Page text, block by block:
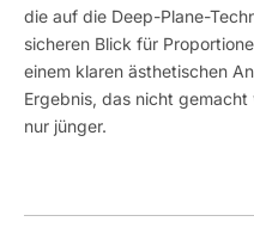
die auf die Deep-Plane-
sicheren Blick für
einem klaren ästhetischen
Ergebnis, das nicht
nur jünger.